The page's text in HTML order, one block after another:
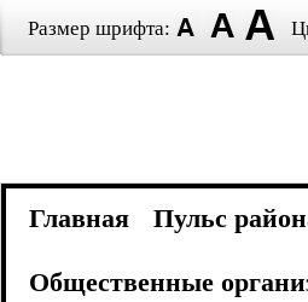
Размер шрифта:
Главная Пульс
Общественные